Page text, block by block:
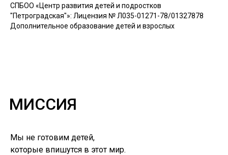
СПБОО «Центр развития детей и подростков
"Петроградская"»: Лицензия № Л035-01271-78/01327878
Дополнительное образование детей и взрослых
МИССИЯ
Мы не готовим детей,
которые впишутся в этот мир.